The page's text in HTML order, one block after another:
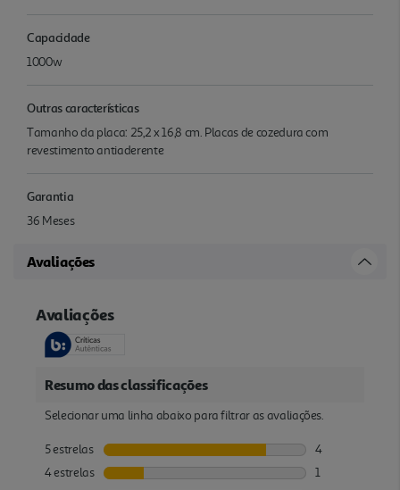
Capacidade
1000w
Outras características
Tamanho da placa: 25,2 x 16,8 cm. Placas de cozedura com
revestimento antiaderente
Garantia
36 Meses
Avaliações